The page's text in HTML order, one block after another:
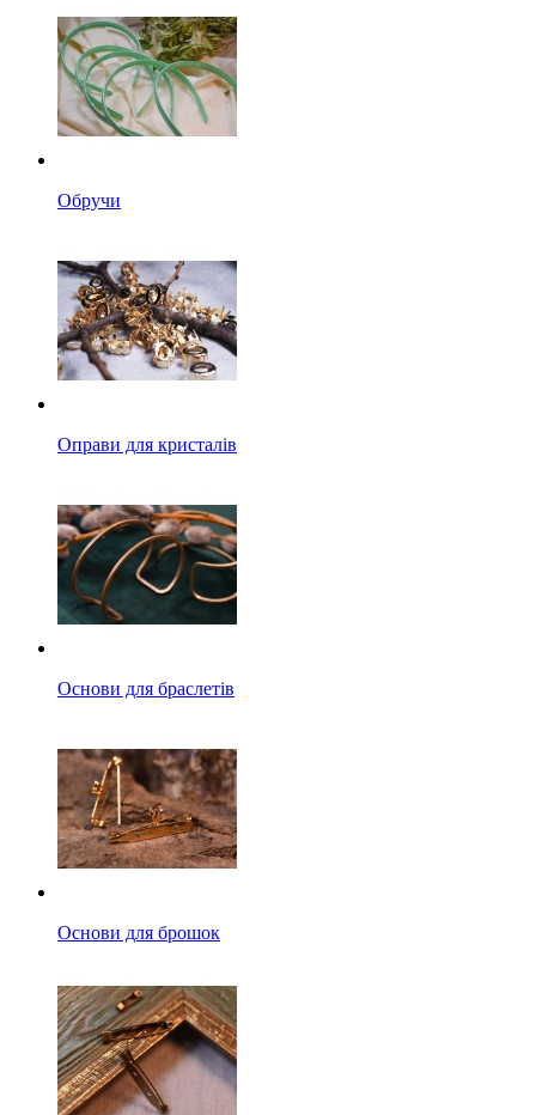
Обручи
Оправи для кристалів
Основи для браслетів
Основи для брошок